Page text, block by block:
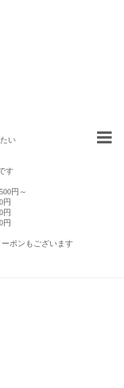
い
す
円～
円
円
円
ポンもございます